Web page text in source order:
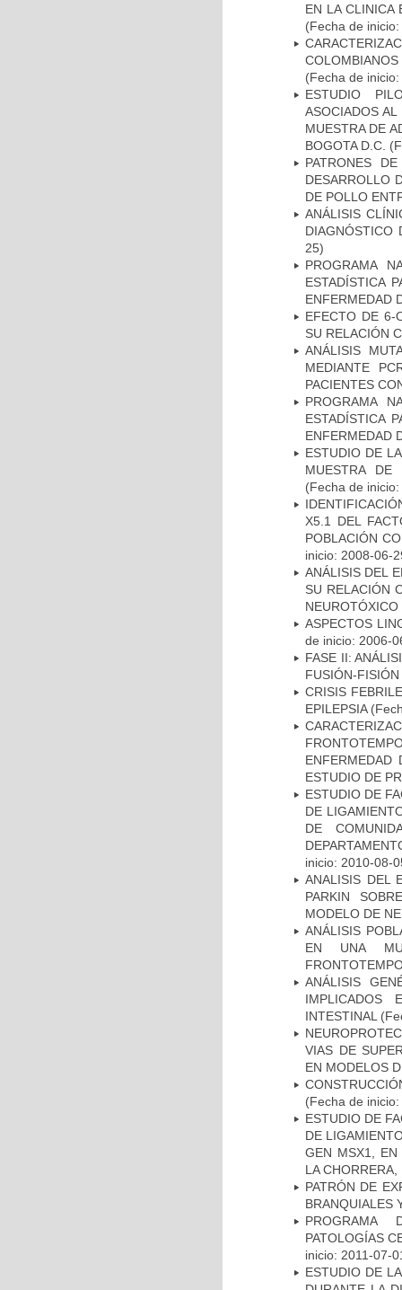
EN LA CLINICA
(Fecha de
(Fecha de
ESTUDIO
ASOCIADOS
MUESTRA DE
BOGOTA D.C.
PATRONES
DESARROLLO
DE POLLO
ANÁLISIS
DIAGNÓSTICO
25)
PROGRAMA
ESTADÍSTICA
ENFERMEDAD
EFECTO DE 6-
SU RELACIÓN
ANÁLISIS
MEDIANTE
PACIENTES
PROGRAMA
ESTADÍSTICA
ENFERMEDAD
ESTUDIO DE
MUESTRA DE
(Fecha de
X5.1 DEL
POBLACIÓN
inicio: 2008-06-
ANÁLISIS DEL
SU RELACIÓN
NEUROTÓXICO
ASPECTOS
de inicio: 2006-
FASE II:
FUSIÓN-
CRISIS
EPILEPSIA
ENFERMEDAD
ESTUDIO DE
ESTUDIO DE
DE
DE
inicio: 2010-08-
ANALISIS DEL
PARKIN
MODELO DE
ANÁLISIS
EN UNA
ANÁLISIS
IMPLICADOS
INTESTINAL
VIAS DE
EN MODELOS
(Fecha de
ESTUDIO DE
DE
GEN MSX1, EN
LA
PATRÓN DE
BRANQUIALES
PROGRAMA
PATOLOGÍAS
inicio: 2011-07-
ESTUDIO DE